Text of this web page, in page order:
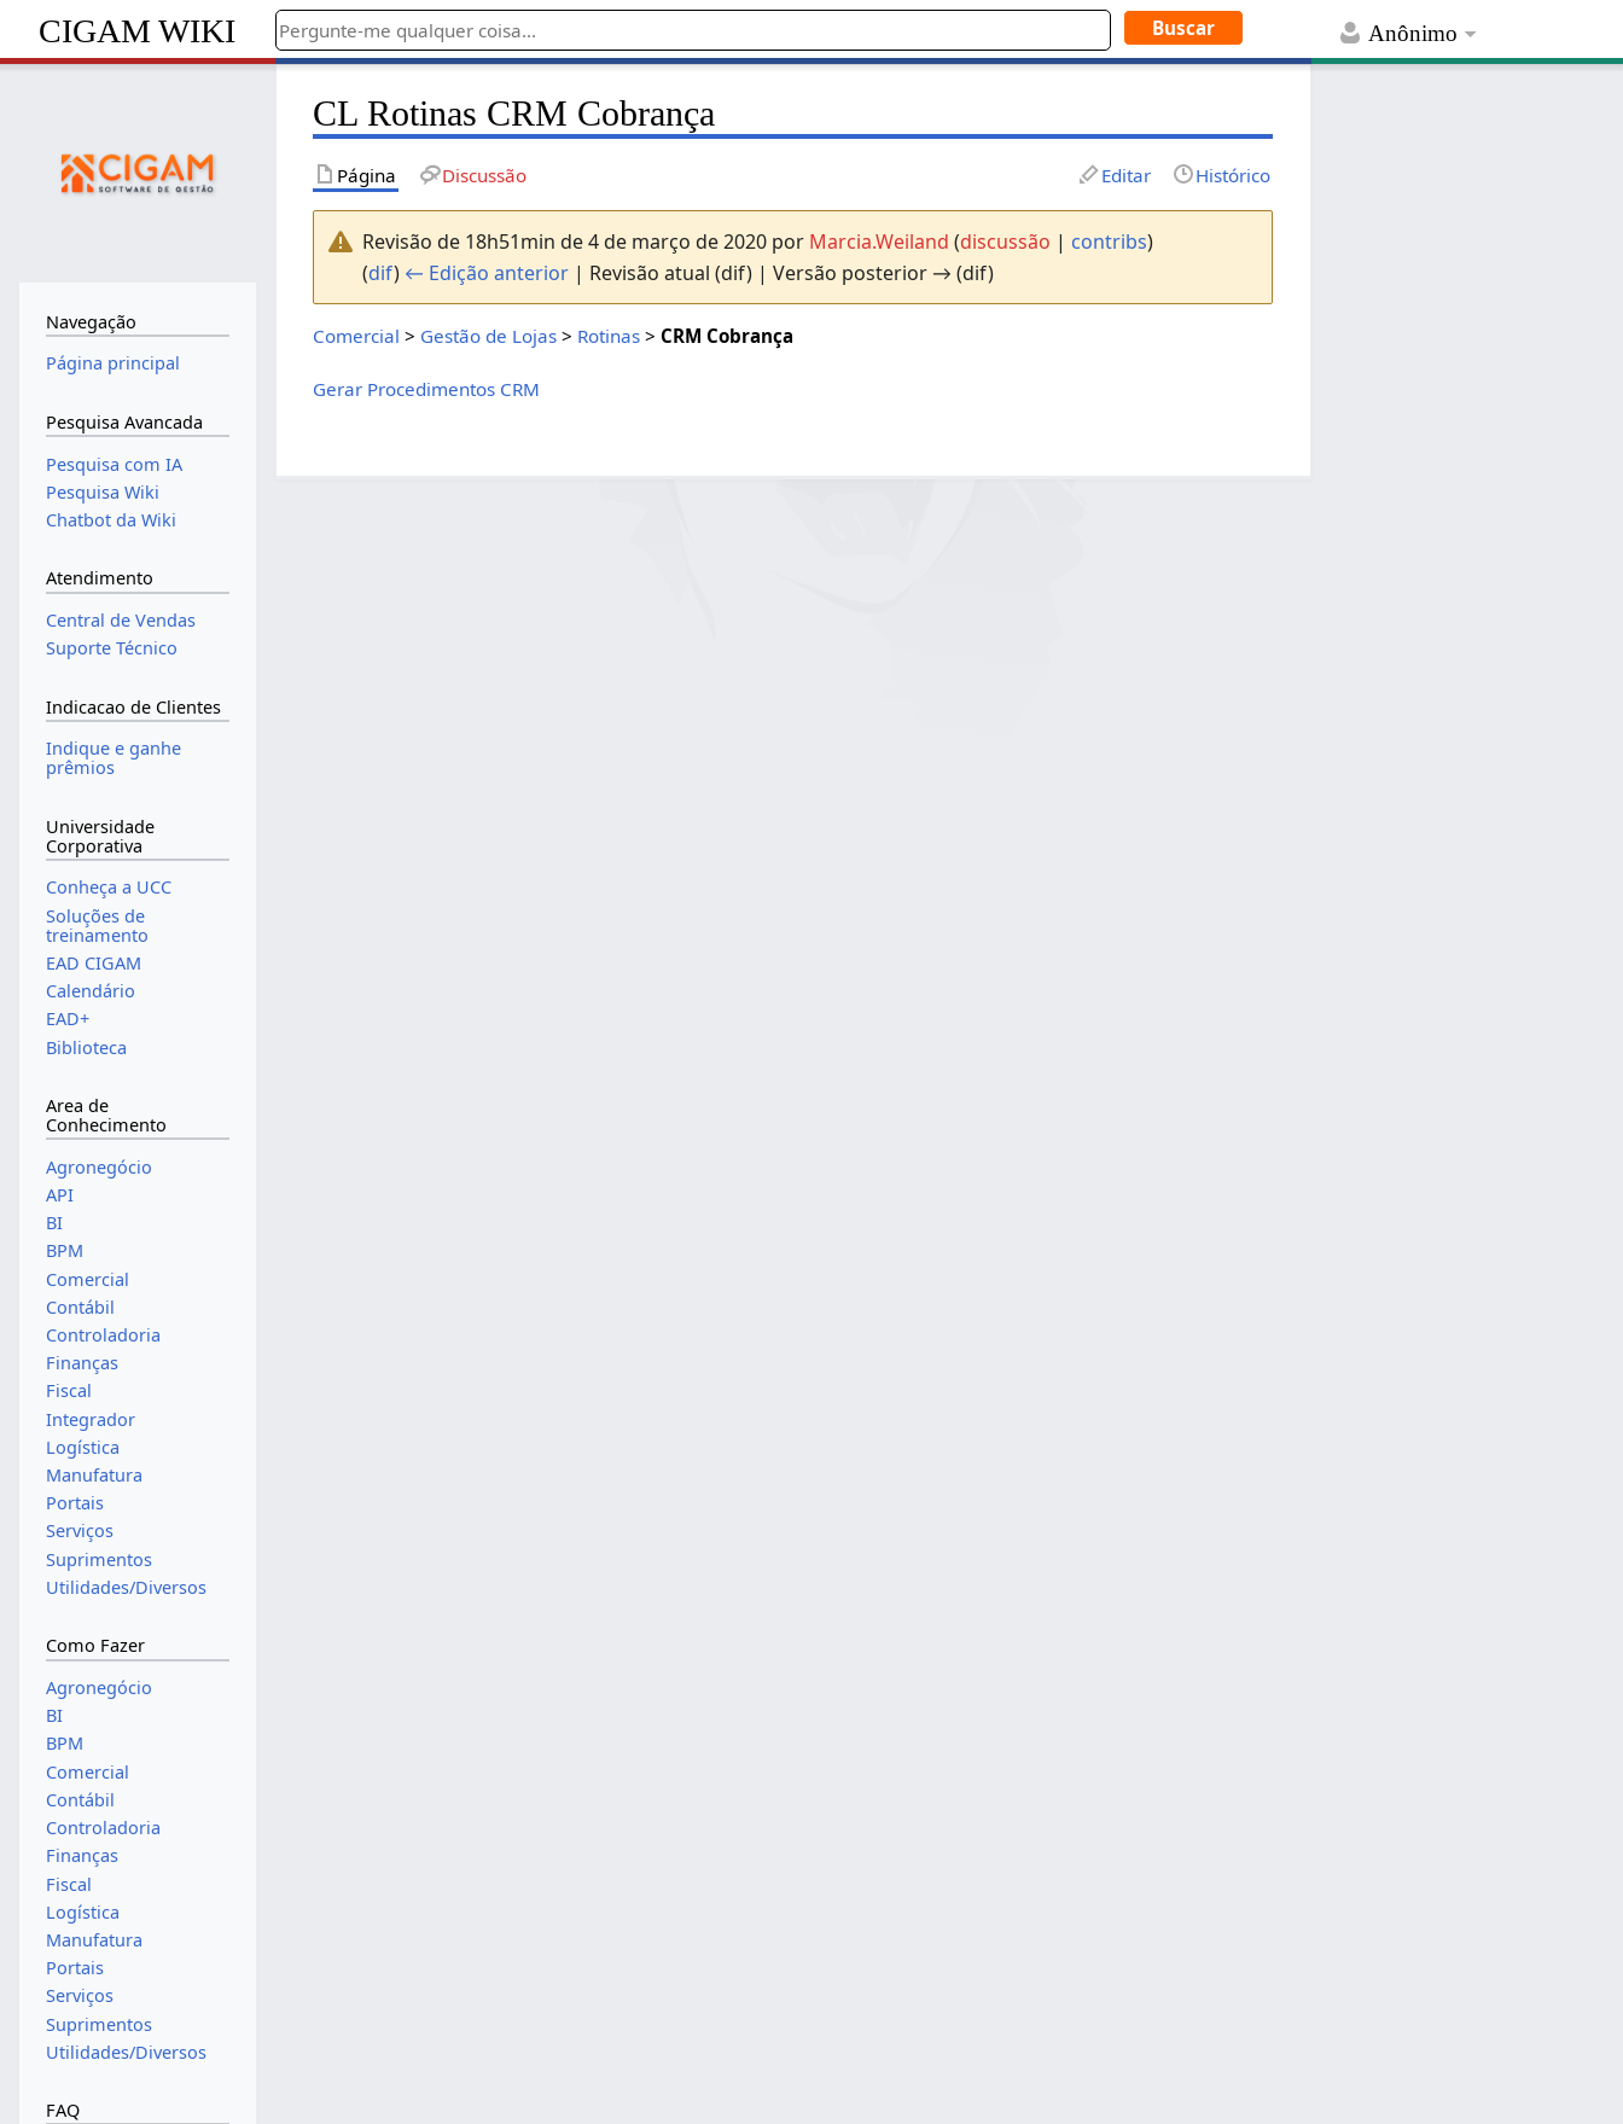
Anônimo
CIGAM WIKI
CL Rotinas CRM Cobrança
Página Discussão Editar Histórico
Revisão de 18h51min de 4 de março de 2020 por Marcia.Weiland (discussão | contribs)
(dif) ← Edição anterior | Revisão atual (dif) | Versão posterior → (dif)
Comercial > Gestão de Lojas > Rotinas > CRM Cobrança
Gerar Procedimentos CRM
Navegação
Página principal
Pesquisa Avancada
Pesquisa com IA
Pesquisa Wiki
Chatbot da Wiki
Atendimento
Central de Vendas
Suporte Técnico
Indicacao de Clientes
Indique e ganhe
prêmios
Universidade
Corporativa
Conheça a UCC
Soluções de
treinamento
EAD CIGAM
Calendário
EAD+
Biblioteca
Area de
Conhecimento
Agronegócio
API
BI
BPM
Comercial
Contábil
Controladoria
Finanças
Fiscal
Integrador
Logística
Manufatura
Portais
Serviços
Suprimentos
Utilidades/Diversos
Como Fazer
Agronegócio
BI
BPM
Comercial
Contábil
Controladoria
Finanças
Fiscal
Logística
Manufatura
Portais
Serviços
Suprimentos
Utilidades/Diversos
FAQ